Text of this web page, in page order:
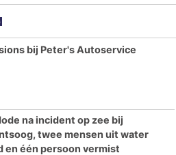
bij Peter's Autoservice
na incident op zee bij
twee mensen uit water
en één persoon vermist